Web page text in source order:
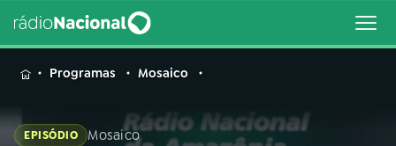
MENUProgramas Mosaico
EPISÓDIO Mosaico